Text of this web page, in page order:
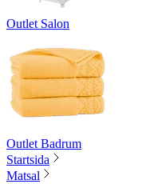
Outlet Salon
Outlet Badrum
Startsida
Matsal